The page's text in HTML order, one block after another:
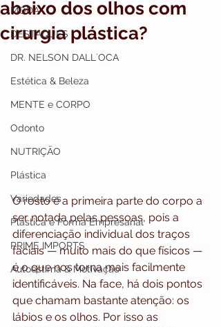
MODA
DESTAQUES
DR. NELSON DALL`OCA
Estética & Beleza
MENTE e CORPO
Odonto
NUTRIÇÃO
Plástica
Variedades
Plástica e Forma Empresarial
PRIME IMPORTS
Autoestima & Motivação
abaixo dos olhos com
cirurgia plástica?
O rosto é a primeira parte do corpo a
ser notada pelas pessoas, pois a
diferenciação individual dos traços
faciais — muito mais do que físicos —
é o que nos torna mais facilmente
identificáveis. Na face, há dois pontos
que chamam bastante atenção: os
lábios e os olhos. Por isso as